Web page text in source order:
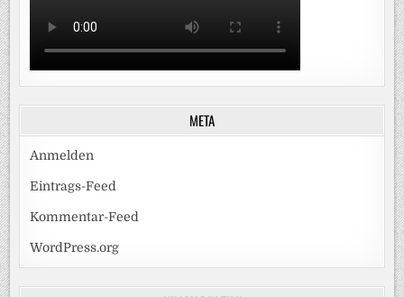
META
Anmelden
Eintrags-Feed
Kommentar-Feed
WordPress.org